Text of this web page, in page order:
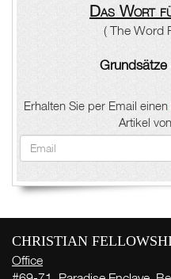
Das Wort
( The Word
Grundsätze
Erhalten Sie per Email einen
Artikel
CHRISTIAN
Office